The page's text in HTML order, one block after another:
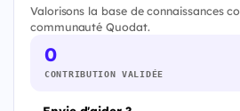
Valorisons la base de connaissances
communauté Quodat.
0
CONTRIBUTION VALIDÉE